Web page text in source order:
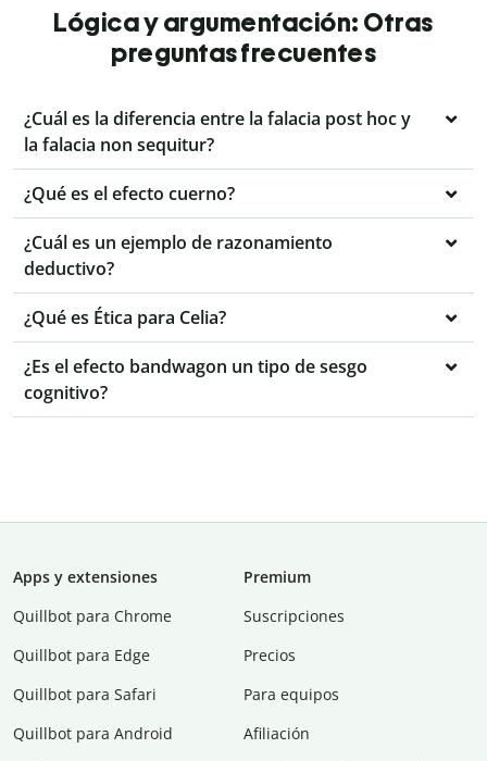
Lógica y argumentación: Otras
preguntas frecuentes
¿Cuál es la diferencia entre la falacia post hoc y
la falacia non sequitur?
¿Qué es el efecto cuerno?
¿Cuál es un ejemplo de razonamiento
deductivo?
¿Qué es Ética para Celia?
¿Es el efecto bandwagon un tipo de sesgo
cognitivo?
Apps y extensiones
Quillbot para Chrome
Quillbot para Edge
Quillbot para Safari
Quillbot para Android
Premium
Suscripciones
Precios
Para equipos
Afiliación